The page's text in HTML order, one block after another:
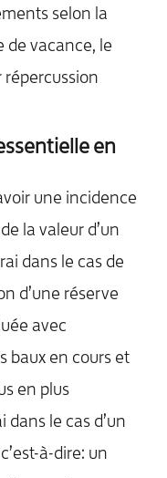
selon la
de vacance, le
répercussion
en
une incidence
la valeur d’un
dans le cas de
d’une réserve
avec
baux en cours et
en plus
dans le cas d’un
à-dire: un